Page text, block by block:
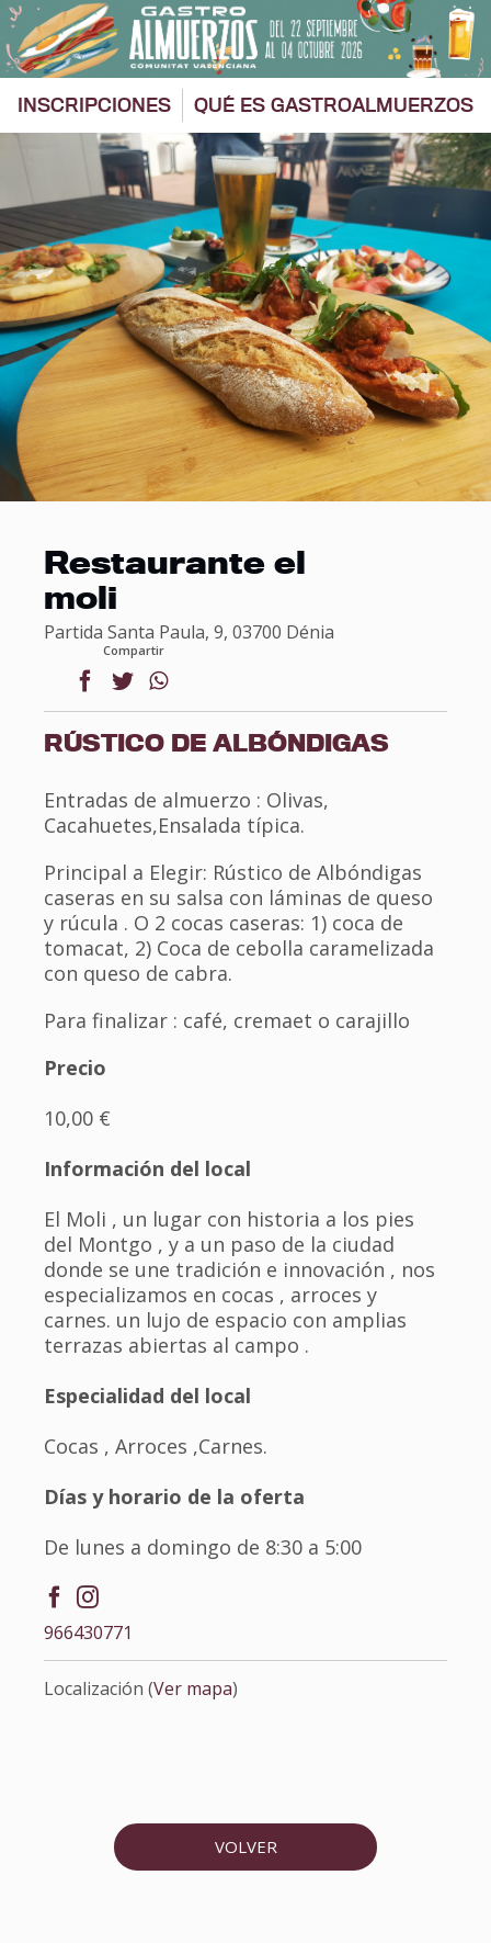
Saltar
al
contenido
INSCRIPCIONES QUÉ ES GASTROALMUERZOS
grande
Restaurante el
moli
Partida Santa Paula, 9, 03700 Dénia
Compartir
facebook
RÚSTICO DE ALBÓNDIGAS
Entradas de almuerzo : Olivas,
Cacahuetes,Ensalada típica.
Principal a Elegir: Rústico de Albóndigas
caseras en su salsa con láminas de queso
y rúcula . O 2 cocas caseras: 1) coca de
tomacat, 2) Coca de cebolla caramelizada
con queso de cabra.
Para finalizar : café, cremaet o carajillo
Precio
10,00 €
Información del local
El Moli , un lugar con historia a los pies
del Montgo , y a un paso de la ciudad
donde se une tradición e innovación , nos
especializamos en cocas , arroces y
carnes. un lujo de espacio con amplias
terrazas abiertas al campo .
Especialidad del local
Cocas , Arroces ,Carnes.
Días y horario de la oferta
De lunes a domingo de 8:30 a 5:00
966430771
Localización (Ver mapa)
VOLVER